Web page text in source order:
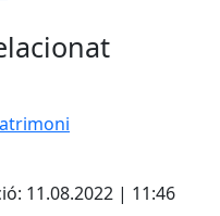
11.08.2022 | 11:46